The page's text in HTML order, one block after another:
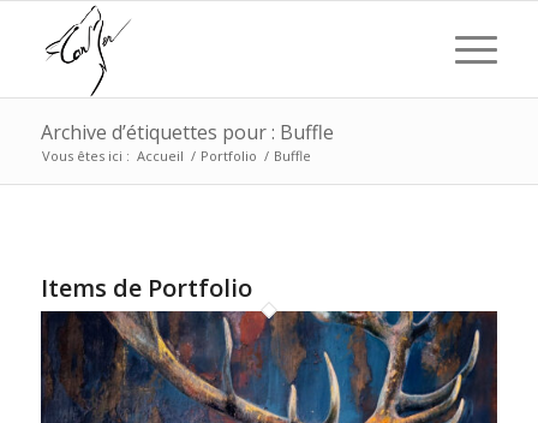
Archive d’étiquettes pour : Buffle
Vous êtes ici : Accueil / Portfolio / Buffle
Items de Portfolio